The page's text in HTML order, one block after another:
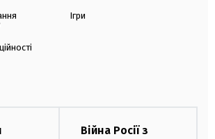
Ігри
Війна Росії з